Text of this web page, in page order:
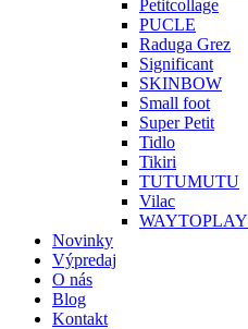
Petitcollage
PUCLE
Raduga Grez
Significant
SKINBOW
Small foot
Super Petit
Tidlo
Tikiri
TUTUMUTU
Vilac
WAYTOPLAY
Novinky
Výpredaj
O nás
Blog
Kontakt